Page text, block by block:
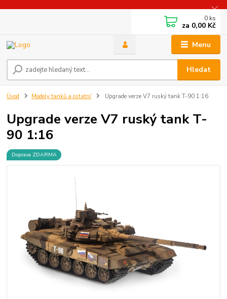
Menu
Hledat
0 ks
za 0,00 Kč
Úvod Modely tanků a ostatní Upgrade verze V7 ruský tank T-90 1:16
Upgrade verze V7 ruský tank T-
90 1:16
Doprava ZDARMA